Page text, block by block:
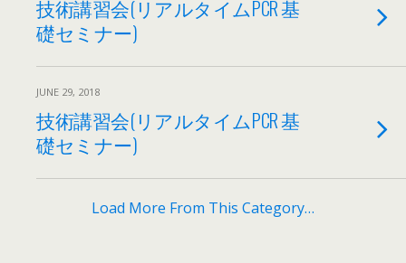
技術講習会(リアルタイムPCR 基
礎セミナー)
JUNE 29, 2018
技術講習会(リアルタイムPCR 基
礎セミナー)
Load More From This Category…